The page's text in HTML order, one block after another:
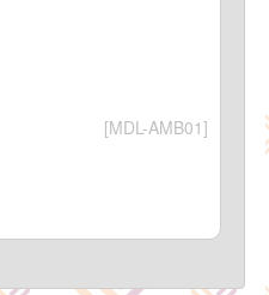
[MDL-AMB01]